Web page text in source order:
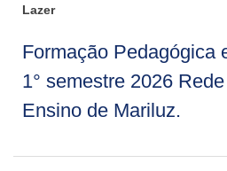
Lazer
Formação Pedagógica
1° semestre 2026
Ensino de Mariluz.